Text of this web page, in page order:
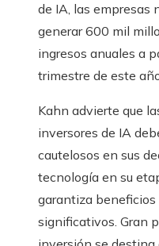
de IA, las empresas
generar 600 mil
ingresos anuales a
trimestre de este
Kahn advierte que
inversores de IA
cautelosos en sus
tecnología en su
garantiza
significativos. Gran